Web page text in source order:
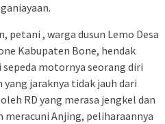
petani , warga dusun Lemo Desa
Kabupaten Bone, hendak
motornya seorang diri
jaraknya tidak jauh dari
RD yang merasa jengkel dan
Anjing, peliharaannya